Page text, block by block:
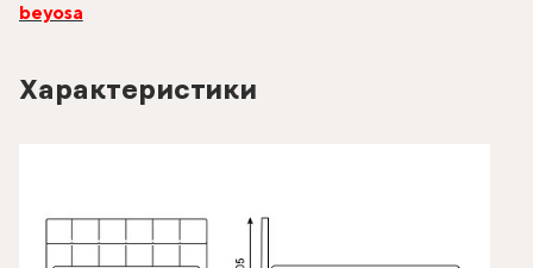
beyosa
Характеристики